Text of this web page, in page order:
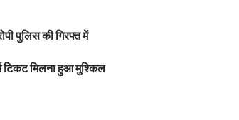
पुलिस की गिरफ्त में
टिकट मिलना हुआ मुश्किल